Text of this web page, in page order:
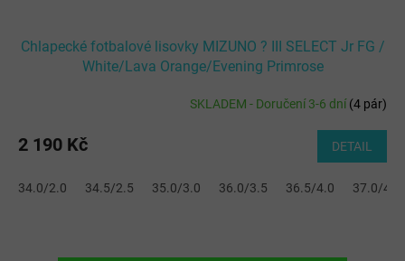
Chlapecké fotbalové lisovky MIZUNO ? III SELECT Jr FG /
White/Lava Orange/Evening Primrose
SKLADEM - Doručení 3-6 dní(4 pár)
2 190 Kč DETAIL
34.0/2.0 34.5/2.5 35.0/3.0 36.0/3.5 36.5/4.0 37.0/4.5